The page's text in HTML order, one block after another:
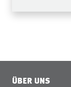
ÜBER UNS